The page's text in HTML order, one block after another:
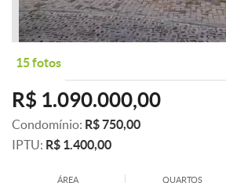
15 fotos
R$ 1.090.000,00
Condomínio: R$ 750,00
IPTU: R$ 1.400,00
ÁREA QUARTOS